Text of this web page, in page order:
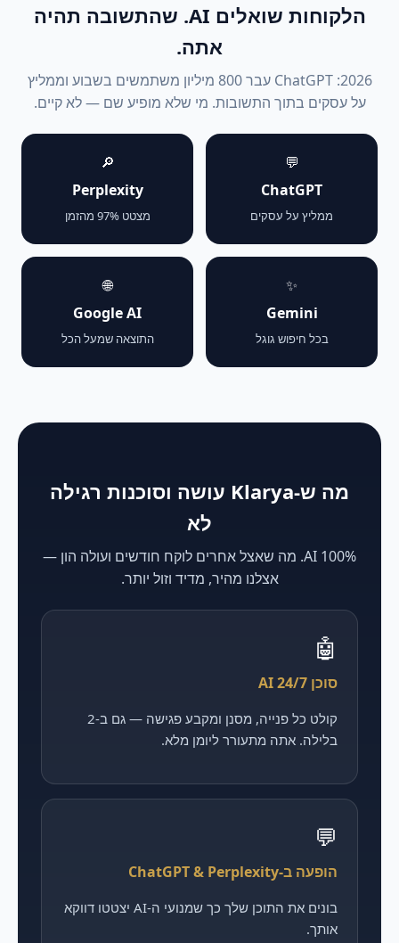
הלקוחות שואלים AI. שהתשובה תהיה
אתה.
2026: ChatGPT עבר 800 מיליון משתמשים בשבוע וממליץ
על עסקים בתוך התשובות. מי שלא מופיע שם — לא קיים.
💬
ChatGPT
ממליץ על עסקים
🔎
Perplexity
מצטט 97% מהזמן
✨
Gemini
בכל חיפוש גוגל
🌐
Google AI
התוצאה שמעל הכל
מה ש-Klarya עושה וסוכנות רגילה
לא
100% AI. מה שאצל אחרים לוקח חודשים ועולה הון —
אצלנו מהיר, מדיד וזול יותר.
🤖
סוכן AI 24/7
קולט כל פנייה, מסנן ומקבע פגישה — גם ב-2
בלילה. אתה מתעורר ליומן מלא.
💬
הופעה ב-ChatGPT & Perplexity
בונים את התוכן שלך כך שמנועי ה-AI יצטטו דווקא
אותך.